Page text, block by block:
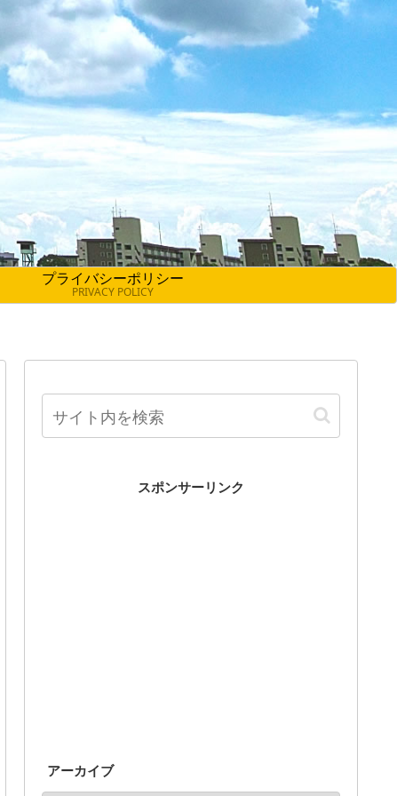
プライバシーポリシー
PRIVACY POLICY
スポンサーリンク
アーカイブ